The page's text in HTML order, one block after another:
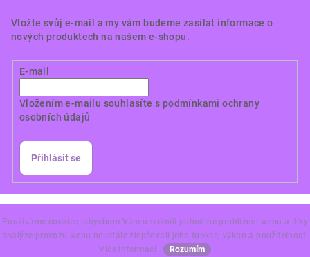
Používáme cookies, abychom Vám umožnili pohodlné prohlížení webu a díky
analýze provozu webu neustále zlepšovali jeho funkce, výkon a použitelnost.
Více informací
Rozumím
Vložte svůj e-mail a my vám budeme zasílat informace o
nových produktech na našem e-shopu.
E-mail
Vložením e-mailu souhlasíte s podmínkami ochrany
osobních údajů
Přihlásit se
vyhrazena.
Vytvořil Shoptet Premium